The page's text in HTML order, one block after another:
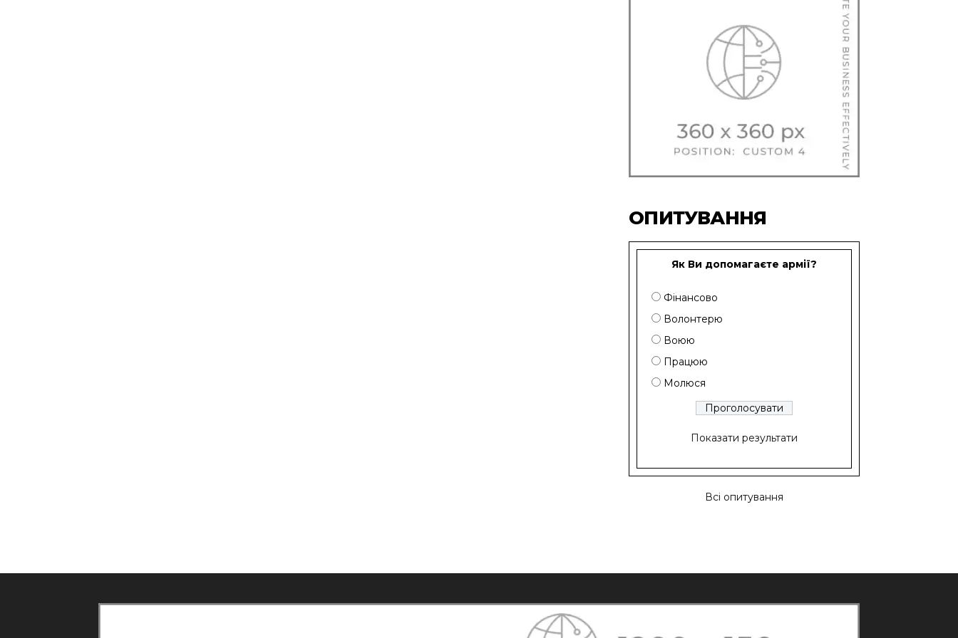
ОПИТУВАННЯ
Як Ви допомагаєте армії?
Фінансово
Волонтерю
Воюю
Працюю
Молюся
Показати результати
Всі опитування